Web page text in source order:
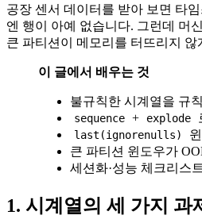
공장 센서 데이터를 받아 보면 타
엔 행이 아예 없습니다. 그런데 머
큰 파티션이 메모리를 터뜨리지
이 글에서 배우는 것
불규칙한 시계열을 규
sequence + explode
last(ignorenulls)
큰 파티션 윈도우가
세션화·성능 체크리스
1. 시계열의 세 가지 과